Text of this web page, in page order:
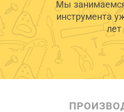
Мы
инструмента
лет